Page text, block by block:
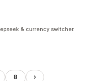
& currency switcher.
8